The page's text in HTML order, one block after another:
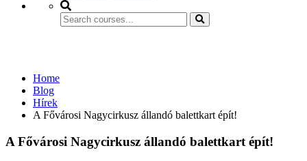
Home
Blog
Hírek
A Fővárosi Nagycirkusz állandó balettkart épít!
A Fővárosi Nagycirkusz állandó balettkart épít!